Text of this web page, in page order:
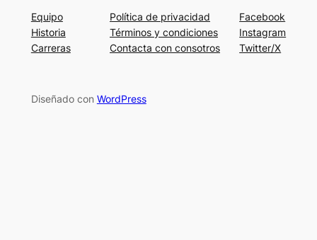
Equipo
Historia
Carreras
Política de privacidad
Términos y condiciones
Contacta con consotros
Facebook
Instagram
Twitter/X
Diseñado con WordPress